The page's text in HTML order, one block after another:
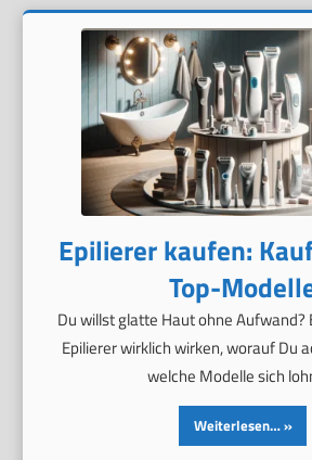
Epilierer kaufen:
Top-
Du willst glatte Haut ohne Aufwand?
Epilierer wirklich wirken, worauf Du
welche Modelle sich
Weiterlesen…